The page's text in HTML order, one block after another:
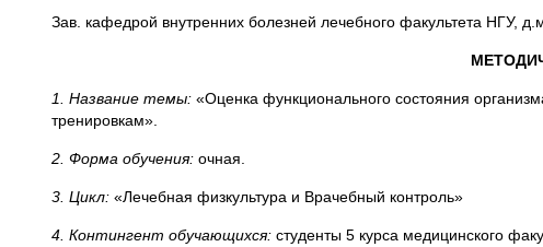
Зав. кафедрой внутренних болезней лечебного факультета НГУ,
1. Название темы: «Оценка функционального состояния
тренировкам».
2. Форма обучения: очная.
3. Цикл: «Лечебная физкультура и Врачебный контроль»
4. Контингент обучающихся: студенты 5 курса медицинского